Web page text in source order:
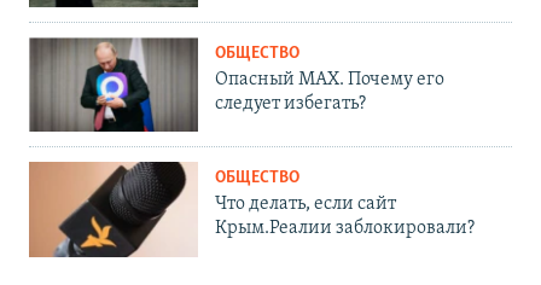
ОБЩЕСТВО
Опасный MAX. Почему его
следует избегать?
ОБЩЕСТВО
Что делать, если сайт
Крым.Реалии заблокировали?